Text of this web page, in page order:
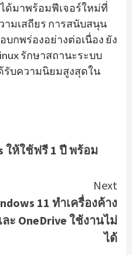
ได้มาพร้อมฟีเจอร์ใหม่ที่
ามเสถียร การสนับสนุน
กพร่องอย่างต่อเนื่อง ยัง
รักษาสถานะระบบ
รับความนิยมสูงสุดใน
ให้ใช้ฟรี 1 ปี พร้อม
Next
11 ทำเครื่องค้าง
ะ OneDrive ใช้งานไม่
ได้